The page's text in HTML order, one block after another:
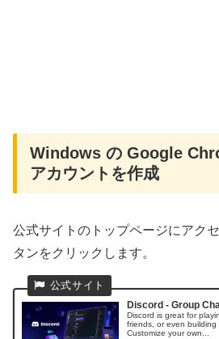
Windows の Google
アカウントを作成
公式サイトのトップページにアク
タンをクリックします。
Discord - Group
Discord is great for
friends, or even building
Customize your own...